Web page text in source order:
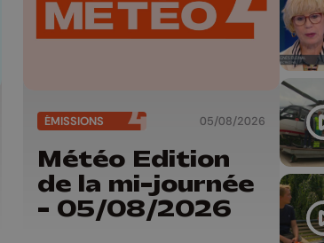
ÉMISSIONS 05/08/2026
Météo Edition
de la mi-journée
- 05/08/2026